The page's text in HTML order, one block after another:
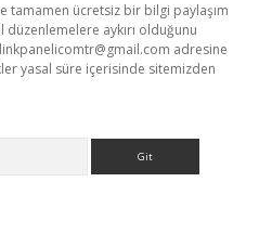
tamamen ücretsiz bir bilgi paylaşım
aykırı olduğunu
adresine
yasal süre içerisinde sitemizden